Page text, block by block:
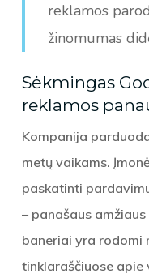
reklamos
žinomumas
Sėkmingas
reklamos
Kompanija
metų vaikams.
paskatinti
– panašaus
baneriai yra rodomi
tinklaraščiuose apie